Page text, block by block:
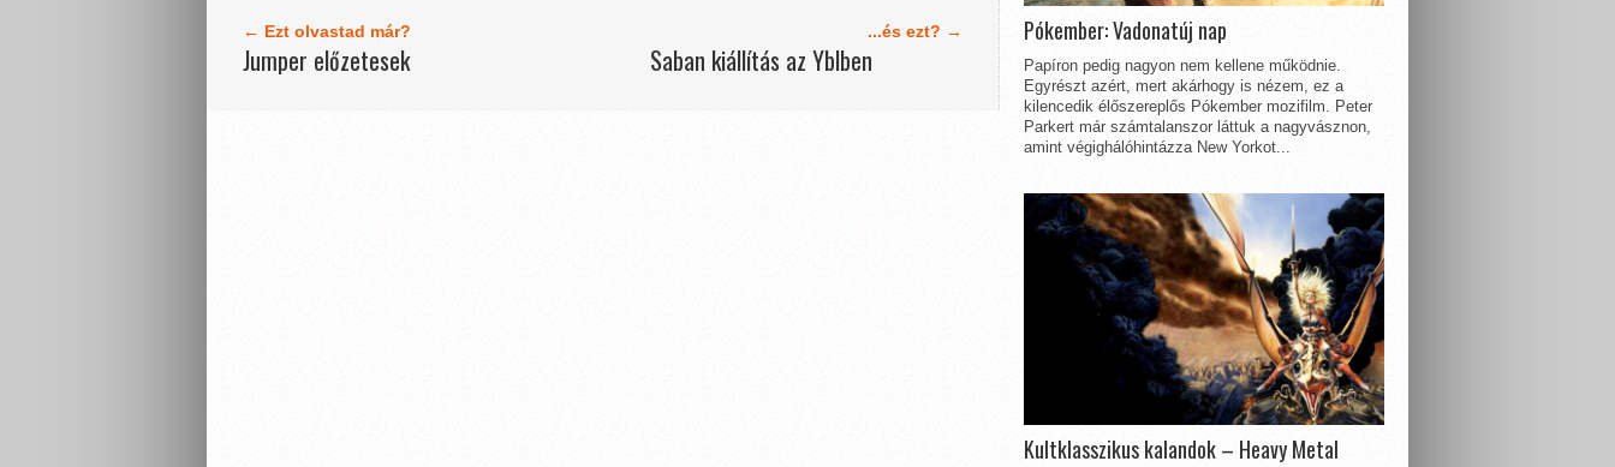
← Ezt olvastad már?
Jumper előzetesek
...és ezt? →
Saban kiállítás az Yblben
Pókember: Vadonatúj nap
Papíron pedig nagyon nem kellene működnie.
Egyrészt azért, mert akárhogy is nézem, ez a
kilencedik élőszereplős Pókember mozifilm. Peter
Parkert már számtalanszor láttuk a nagyvásznon,
amint végighálóhintázza New Yorkot...
Kultklasszikus kalandok – Heavy Metal